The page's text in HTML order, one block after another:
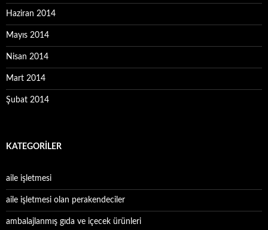
Haziran 2014
Mayıs 2014
Nisan 2014
Mart 2014
Şubat 2014
KATEGORILER
aile işletmesi
aile işletmesi olan perakendeciler
ambalajlanmış gıda ve içecek ürünleri